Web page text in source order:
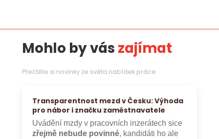
Mohlo by vás zajímat
Přečtěte si novinky ze světa nabídek práce
Transparentnost mezd v Česku: Výhoda
pro nábor i značku zaměstnavatele
Uvádění mzdy v pracovních inzerátech sice
zřejmě nebude povinné, kandidáti ho ale